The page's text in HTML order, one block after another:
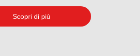
Scopri di più